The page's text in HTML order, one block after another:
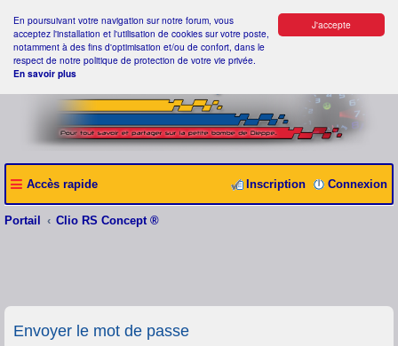
J'accepte
En poursuivant votre navigation sur notre forum, vous
acceptez l'installation et l'utilisation de cookies sur votre poste,
notamment à des fins d'optimisation et/ou de confort, dans le
respect de notre politique de protection de votre vie privée.
En savoir plus
Accès rapide Connexion
Inscription
Portail Clio RS Concept ®
Envoyer le mot de passe